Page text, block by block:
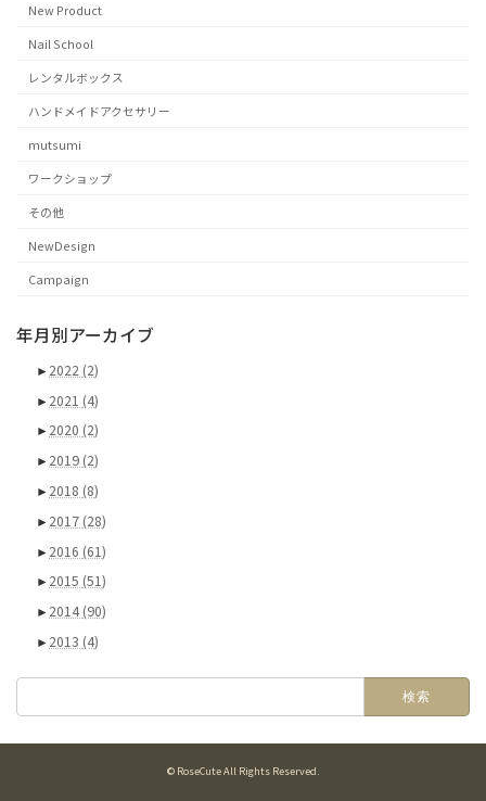
New Product
Nail School
レンタルボックス
ハンドメイドアクセサリー
mutsumi
ワークショップ
その他
NewDesign
Campaign
年月別アーカイブ
►2022 (2)
►2021 (4)
►2020 (2)
►2019 (2)
►2018 (8)
►2017 (28)
►2016 (61)
►2015 (51)
►2014(90)
►2013 (4)
検
© RoseCute All Rights Reserved.